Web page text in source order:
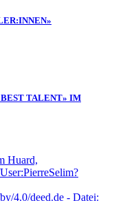
BEST TALENT» IM